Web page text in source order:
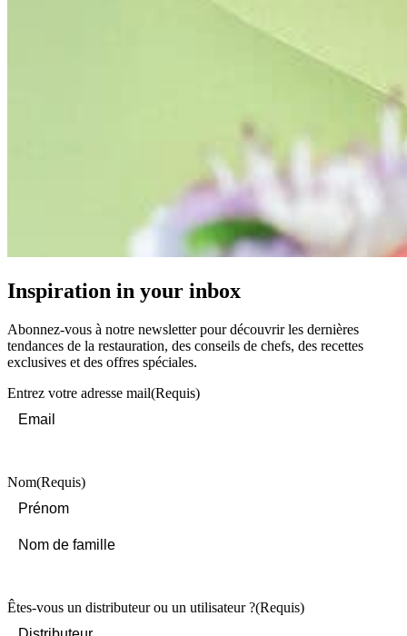
Inspiration in your inbox
Abonnez-vous à notre newsletter pour découvrir les dernières
tendances de la restauration, des conseils de chefs, des recettes
exclusives et des offres spéciales.
Entrez votre adresse mail(Requis)
Nom(Requis)
Êtes-vous un distributeur ou un utilisateur ?(Requis)